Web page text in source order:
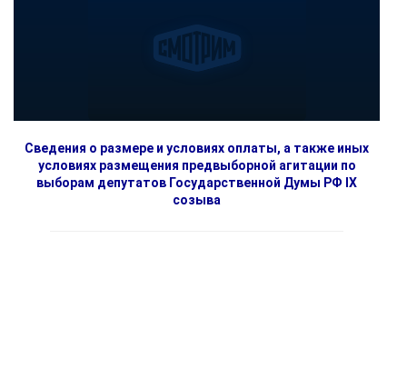
Сведения о размере и условиях оплаты, а также иных
условиях размещения предвыборной агитации по
выборам депутатов Государственной Думы РФ IX
созыва